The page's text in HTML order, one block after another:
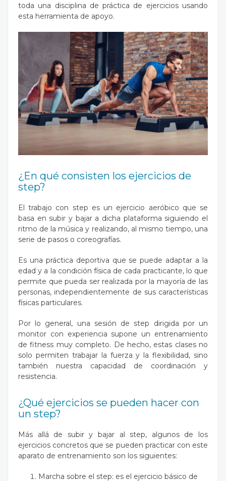
toda una disciplina de práctica de ejercicios usando
esta herramienta de apoyo.
¿En qué consisten los ejercicios de
step?
El trabajo con step es un ejercicio aeróbico que se
basa en subir y bajar a dicha plataforma siguiendo el
ritmo de la música y realizando, al mismo tiempo, una
serie de pasos o coreografías.
Es una práctica deportiva que se puede adaptar a la
edad y a la condición física de cada practicante, lo que
permite que pueda ser realizada por la mayoría de las
personas, independientemente de sus características
físicas particulares.
Por lo general, una sesión de step dirigida por un
monitor con experiencia supone un entrenamiento
de fitness muy completo. De hecho, estas clases no
solo permiten trabajar la fuerza y la flexibilidad, sino
también nuestra capacidad de coordinación y
resistencia.
¿Qué ejercicios se pueden hacer con
un step?
Más allá de subir y bajar al step, algunos de los
ejercicios concretos que se pueden practicar con este
aparato de entrenamiento son los siguientes:
Marcha sobre el step: es el ejercicio básico de